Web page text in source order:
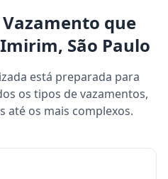
que
São Paulo
está preparada para
os tipos de vazamentos,
até os mais complexos.